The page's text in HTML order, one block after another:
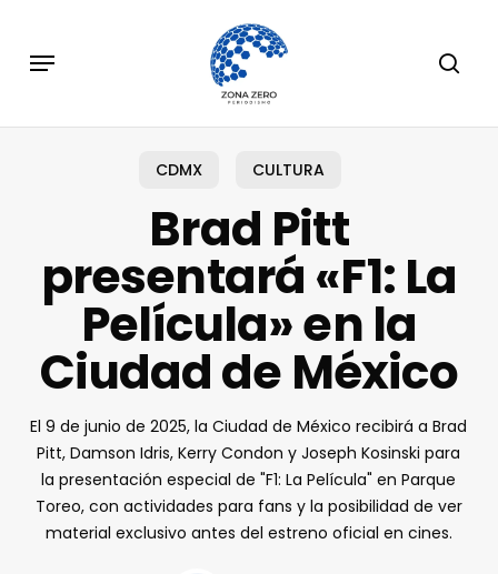
main
Menu
CDMX CULTURA
Brad Pitt
presentará «F1: La
Película» en la
Ciudad de México
El 9 de junio de 2025, la Ciudad de México recibirá a Brad
Pitt, Damson Idris, Kerry Condon y Joseph Kosinski para
la presentación especial de "F1: La Película" en Parque
Toreo, con actividades para fans y la posibilidad de ver
material exclusivo antes del estreno oficial en cines.